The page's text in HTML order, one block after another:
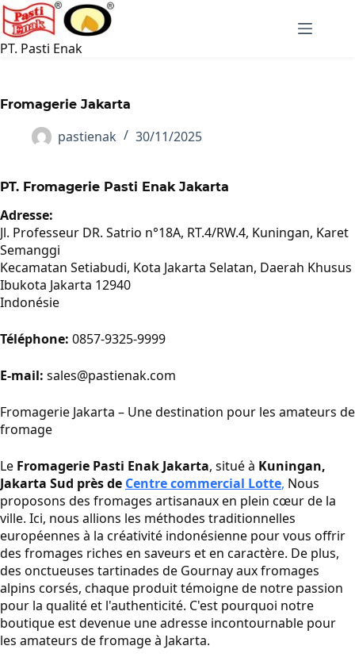
Passer
au
contenu
PT. Pasti Enak
Fromagerie Jakarta
pastienak 30/11/2025
PT. Fromagerie Pasti Enak Jakarta
Adresse:
Jl. Professeur DR. Satrio n°18A, RT.4/RW.4, Kuningan, Karet
Semanggi
Kecamatan Setiabudi, Kota Jakarta Selatan, Daerah Khusus
Ibukota Jakarta 12940
Indonésie
Téléphone: 0857-9325-9999
E-mail: sales@pastienak.com
Fromagerie Jakarta – Une destination pour les amateurs de
fromage
Le Fromagerie Pasti Enak Jakarta, situé à Kuningan,
Jakarta Sud près de Centre commercial Lotte, Nous
proposons des fromages artisanaux en plein cœur de la
ville. Ici, nous allions les méthodes traditionnelles
européennes à la créativité indonésienne pour vous offrir
des fromages riches en saveurs et en caractère. De plus,
des onctueuses tartinades de Gournay aux fromages
alpins corsés, chaque produit témoigne de notre passion
pour la qualité et l'authenticité. C'est pourquoi notre
boutique est devenue une adresse incontournable pour
les amateurs de fromage à Jakarta.